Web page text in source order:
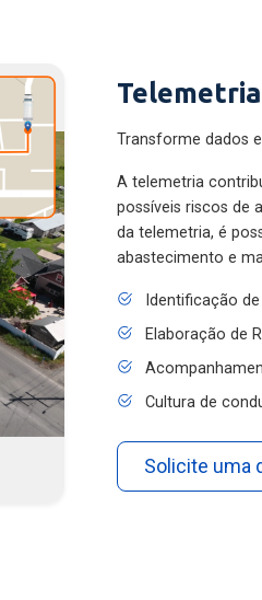
Telemetria
Transforme dados
A telemetria
possíveis riscos
da telemetria, é
abastecimento e
Identificação de
Elaboração de
Cultura de
Solicite uma